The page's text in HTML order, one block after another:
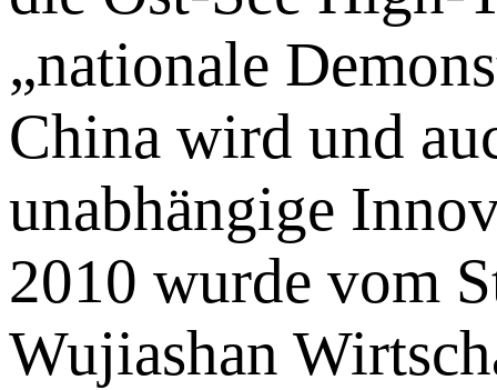
„nationale
China wird und
unabhängige
2010 wurde vom
Wujiashan